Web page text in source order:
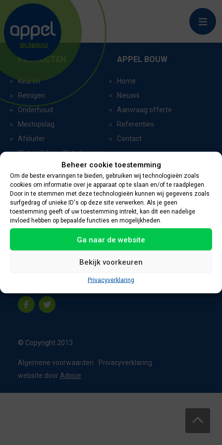
Beheer cookie toestemming
Om de beste ervaringen te bieden, gebruiken wij technologieën zoals
cookies om informatie over je apparaat op te slaan en/of te raadplegen.
Door in te stemmen met deze technologieën kunnen wij gegevens zoals
surfgedrag of unieke ID's op deze site verwerken. Als je geen
toestemming geeft of uw toestemming intrekt, kan dit een nadelige
invloed hebben op bepaalde functies en mogelijkheden.
Ga naar de website
Bekijk voorkeuren
Privacyverklaring
HAAKSBERGEN_7488
PRODUCTEN
Keuren
Reinigen
Onderhoud
Mestopslag
Afsluiter
Watersilo’s en Waterbassins
APPEL BOUW
Home
Nieuws
Aanvraag offerte
Referenties
Contact
CERTIFICERING CONTACTGEGEVENS
Oevers 11
8331 VC Steenwijk
Nederland
info@appelbouw.nl
© Copyright 2013
Algemene voorwaarden
Privacyverklaring
website door Advice